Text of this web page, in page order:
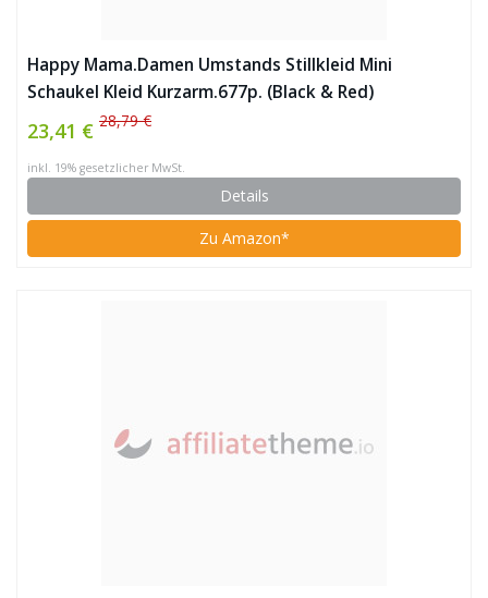
Happy Mama.Damen Umstands Stillkleid Mini
Schaukel Kleid Kurzarm.677p. (Black & Red)
23,41 € 28,79 €
inkl. 19% gesetzlicher MwSt.
Details
Zu Amazon*